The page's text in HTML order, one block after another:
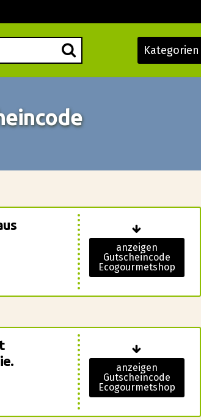
Kategorien
anzeigen
Gutscheincode
Ecogourmetshop
anzeigen
Gutscheincode
Ecogourmetshop